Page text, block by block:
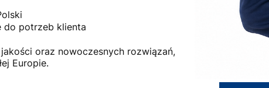
do potrzeb klienta
oraz nowoczesnych rozwiązań,
Europie.